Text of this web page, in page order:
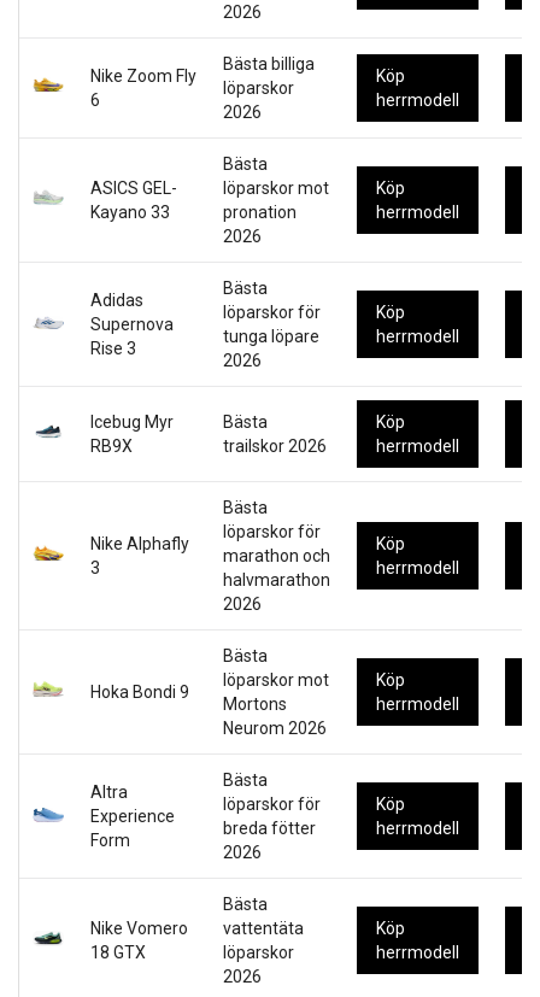
2026
Nike Zoom Fly
6
Bästa billiga
löparskor
2026
Köp
herrmodell
ASICS GEL-
Kayano 33
Bästa
löparskor mot
pronation
2026
Köp
herrmodell
Adidas
Supernova
Rise 3
Bästa
löparskor för
tunga löpare
2026
Köp
herrmodell
Icebug Myr
RB9X
Bästa
trailskor 2026
Köp
herrmodell
Nike Alphafly
3
Bästa
löparskor för
marathon och
halvmarathon
2026
Köp
herrmodell
Hoka Bondi 9
Bästa
löparskor mot
Mortons
Neurom 2026
Köp
herrmodell
Altra
Experience
Form
Bästa
löparskor för
breda fötter
2026
Köp
herrmodell
Nike Vomero
18 GTX
Bästa
vattentäta
löparskor
2026
Köp
herrmodell